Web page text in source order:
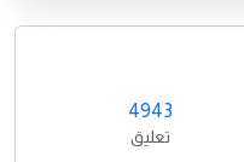
4943
تعليق